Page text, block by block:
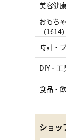
美容健
おもち
（1614）
時計・
DIY・工
食品・
ショッ